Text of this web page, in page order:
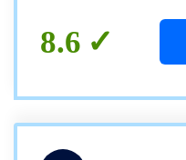
90CM
8.6